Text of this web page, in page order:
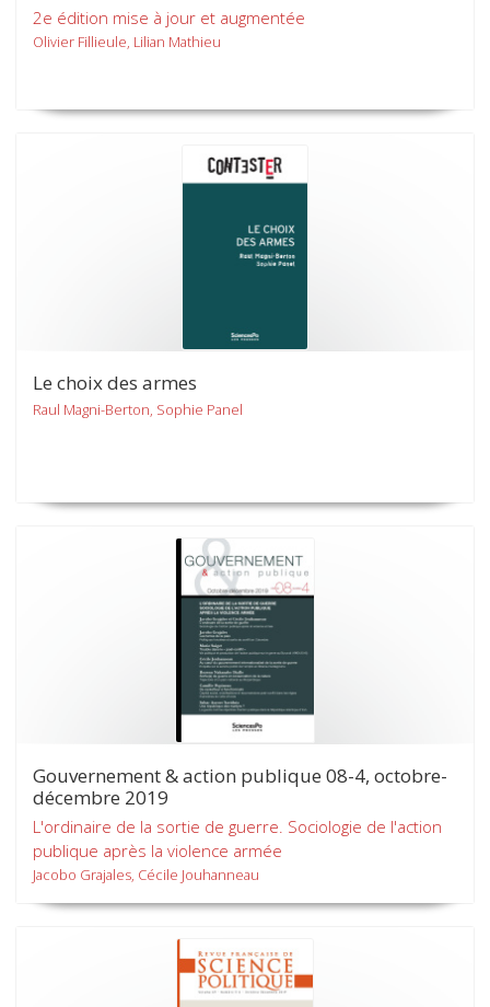
2e édition mise à jour et augmentée
Olivier Fillieule, Lilian Mathieu
Le choix des armes
Raul Magni-Berton, Sophie Panel
Gouvernement & action publique 08-4, octobre-
décembre 2019
L'ordinaire de la sortie de guerre. Sociologie de l'action
publique après la violence armée
Jacobo Grajales, Cécile Jouhanneau